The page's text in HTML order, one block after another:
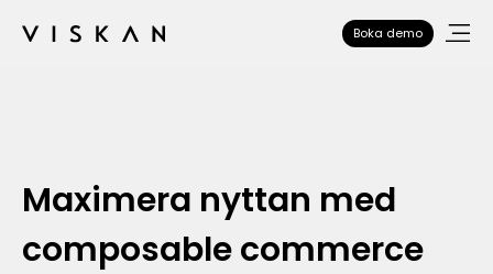
Boka demo
Maximera nyttan med
composable commerce